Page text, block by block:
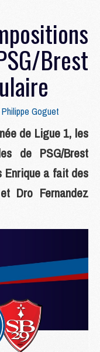
Brest
Philippe Goguet
de Ligue 1, les
de PSG/Brest
Enrique a fait des
Dro Fernandez